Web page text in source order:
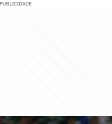
PUBLICIDADE